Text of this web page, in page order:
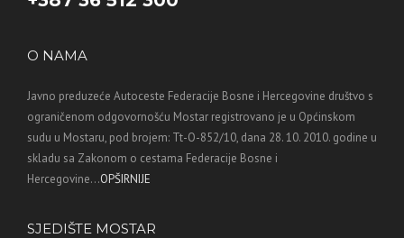
O NAMA
Javno preduzeće Autoceste Federacije Bosne i Hercegovine društvo s
ograničenom odgovornošću Mostar registrovano je u Općinskom
sudu u Mostaru, pod brojem: Tt-O-852/10, dana 28. 10. 2010. godine u
skladu sa Zakonom o cestama Federacije Bosne i
Hercegovine...OPŠIRNIJE
SJEDIŠTE MOSTAR